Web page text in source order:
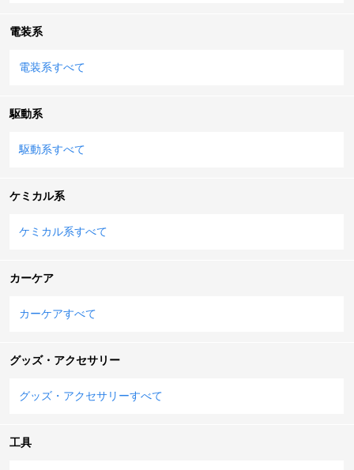
電装系
電装系すべて
駆動系
駆動系すべて
ケミカル系
ケミカル系すべて
カーケア
カーケアすべて
グッズ・アクセサリー
グッズ・アクセサリーすべて
工具